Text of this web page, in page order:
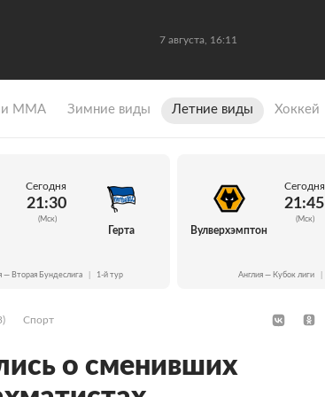
7 августа, 16:11
и ММА Зимние виды Летние виды Хоккей
Сегодня
21:30
(Мск)
Герта
— Вторая Бундеслига 1-й тур
Вулверхэмптон
Сегодня
21:45
(Мск)
Англия — Кубок лиги
Спорт
о сменивших